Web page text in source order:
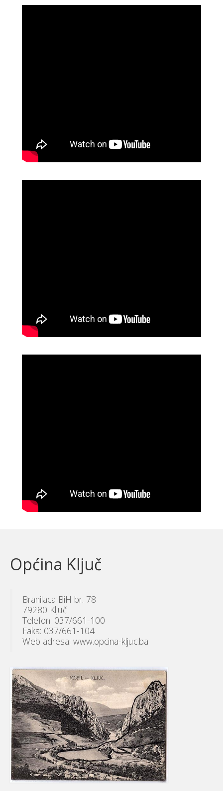
Općina Ključ
Branilaca BiH br. 78
79280 Ključ
Telefon: 037/661-100
Faks: 037/661-104
Web adresa: www.opcina-kljuc.ba